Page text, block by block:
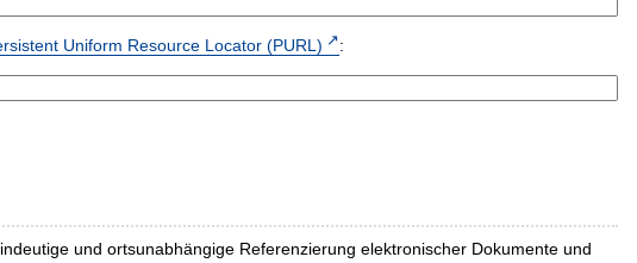
Uniform Resource Locator (PURL) :
und ortsunabhängige Referenzierung elektronischer Dokumente und